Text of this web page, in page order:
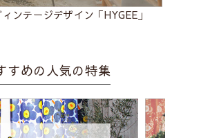
ンテージデザイン「HYGEE」
すめの人気の特集